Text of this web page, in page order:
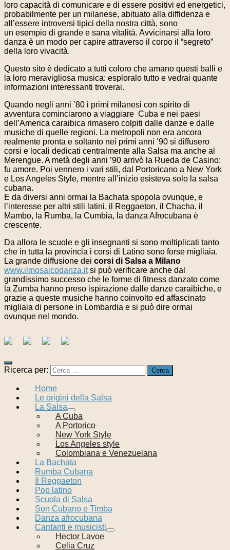
loro capacità di comunicare e di essere positivi ed energetici,
probabilmente per un milanese, abituato alla diffidenza e
all’essere introversi tipici della nostra città, sono
un esempio di grande e sana vitalità. Avvicinarsi alla loro
danza è un modo per capire attraverso il corpo il “segreto”
della loro vivacità.
Questo sito è dedicato a tutti coloro che amano questi balli e
la loro meravigliosa musica: esploralo tutto e vedrai quante
informazioni interessanti troverai.
Quando negli anni ’80 i primi milanesi con spirito di
avventura cominciarono a viaggiare Cuba e nei paesi
dell’America caraibica rimasero colpiti dalle danze e dalle
musiche di quelle regioni. La metropoli non era ancora
realmente pronta e soltanto nei primi anni ’90 si diffusero
corsi e locali dedicati centralmente alla Salsa ma anche al
Merengue. A metà degli anni ’90 arrivò la Rueda de Casino:
fu amore. Poi vennero i vari stili, dal Portoricano a New York
e Los Angeles Style, mentre all’inizio esisteva solo la salsa
cubana.
E da diversi anni ormai la Bachata spopola ovunque, e
l’interesse per altri stili latini, il Reggaeton, il Chacha, il
Mambo, la Rumba, la Cumbia, la danza Afrocubana è
crescente.
Da allora le scuole e gli insegnanti si sono moltiplicati tanto
che in tutta la provincia i corsi di Latino sono forse migliaia.
La grande diffusione dei corsi di Salsa a Milano
www.ilmosaicodanza.itsi può verificare anche dal
grandissimo successo che le forme di fitness danzato come
la Zumba hanno preso ispirazione dalle danze caraibiche, e
grazie a queste musiche hanno coinvolto ed affascinato
migliaia di persone in Lombardia e si può dire ormai
ovunque nel mondo.
Ricerca per:
Home
Le origini della Salsa
La Salsa
A Cuba
A Portorico
New York Style
Los Angeles style
Colombiana e Venezuelana
La Bachata
Rumba Cubana
Il Reggaeton
Pop latino
Scuola di Salsa
Son Cubano e Timba
Danza afrocubana
Cantanti e musicisti
Hector Lavoe
Celia Cruz